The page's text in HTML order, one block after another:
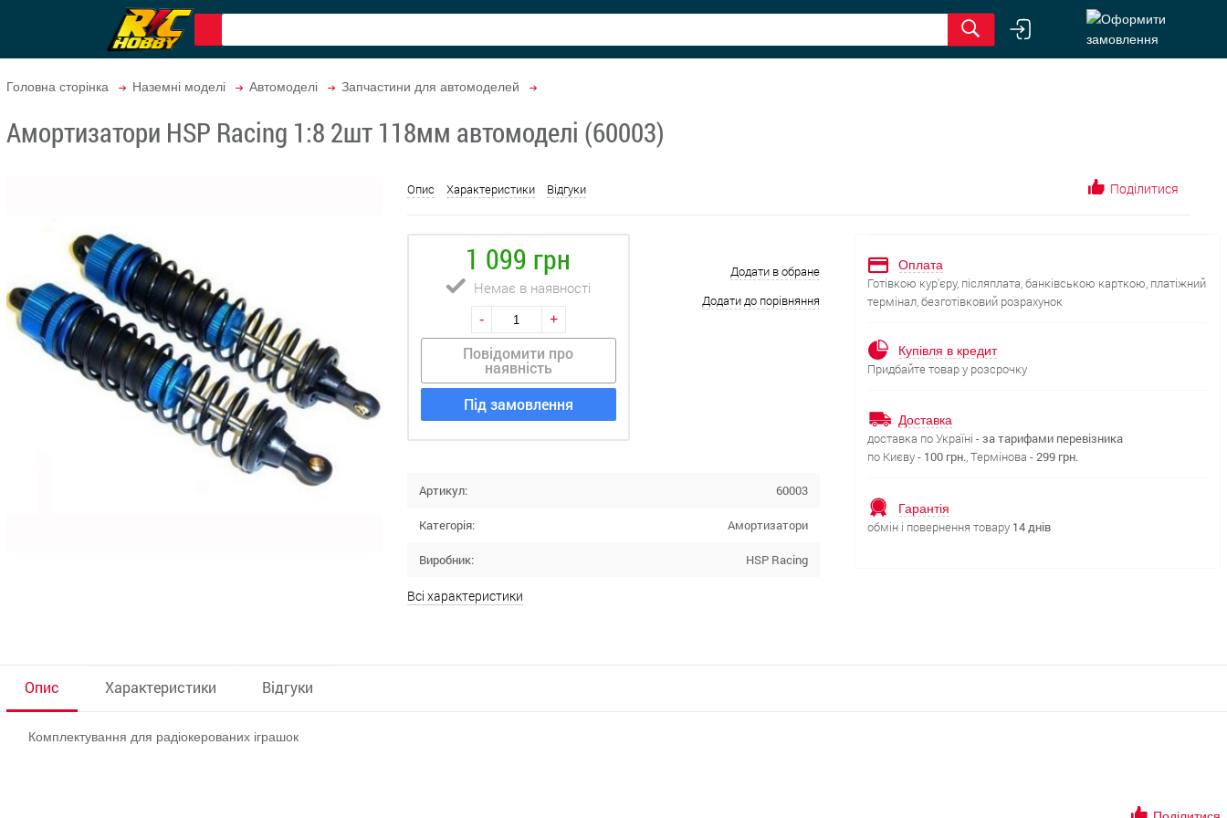
Головна сторінка Наземні моделі Автомоделі Запчастини для автомоделей
Амортизатори HSP Racing 1:8 2шт 118мм автомоделі (60003)
Опис Характеристики Відгуки Поділитися
1 099 грн
Немає в наявності
- +
Повідомити про
наявність
Під замовлення
Додати в обране
Додати до порівняння
Артикул: 60003
Категорія: Амортизатори
Виробник: HSP Racing
Всі характеристики
Оплата
Готівкою кур'єру, післяплата, банківською карткою, платіжний
термінал, безготівковий розрахунок
Купівля в кредит
Придбайте товар у розсрочку
Доставка
доставка по Україні -за тарифами перевізника
по Києву - 100 грн., Термінова -299 грн.
Гарантія
обмін і повернення товару 14 днів
Опис
Комплектування для радіокерованих іграшок
Характеристики Відгуки